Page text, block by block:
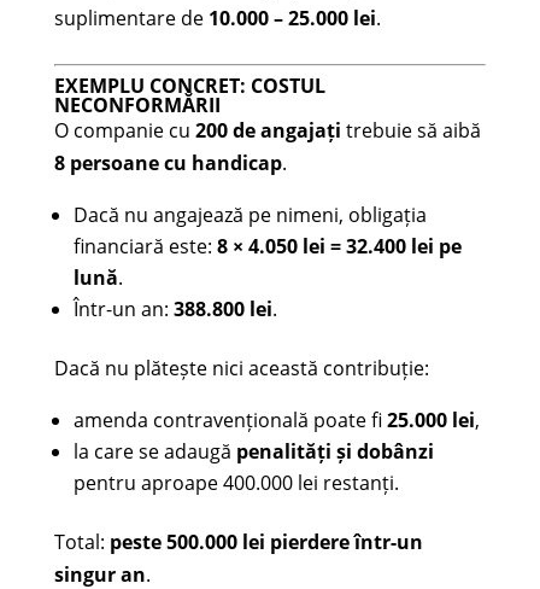
suplimentare de 10.000 – 25.000 lei.
EXEMPLU CONCRET: COSTUL
NECONFORMĂRII
O companie cu 200 de angajați trebuie să aibă
8 persoane cu handicap.
Dacă nu angajează pe nimeni, obligația
financiară este: 8 × 4.050 lei = 32.400 lei pe
lună.
Într-un an: 388.800 lei.
Dacă nu plătește nici această contribuție:
amenda contravențională poate fi25.000 lei,
la care se adaugă penalități și dobânzi
pentru aproape 400.000 lei restanți.
Total: peste 500.000 lei pierdere într-un
singur an.